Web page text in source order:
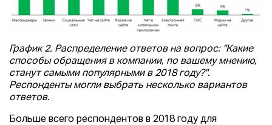
График 2. Распределение ответов на вопрос: "Какие
способы обращения в компании, по вашему мнению,
станут самыми популярными в 2018 году?".
Респонденты могли выбрать несколько вариантов
ответов.
Больше всего респондентов в 2018 году для